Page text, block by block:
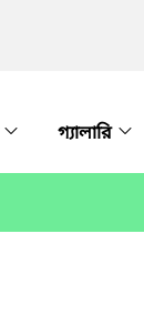
গ্যালারি